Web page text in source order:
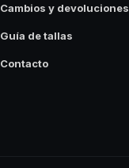
Cambios y devoluciones
Guía de tallas
Contacto